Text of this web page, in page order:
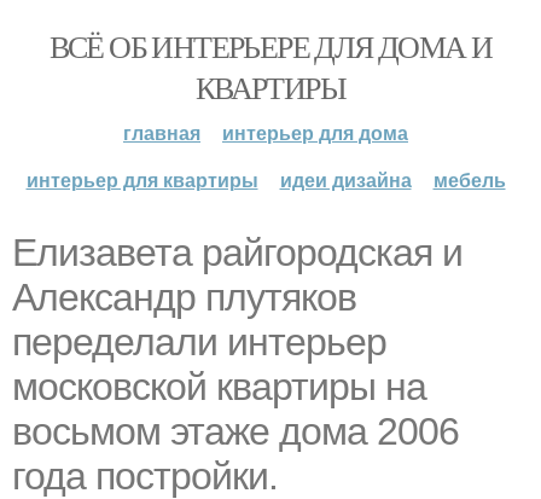
ВСЁ ОБ ИНТЕРЬЕРЕ ДЛЯ ДОМА И
КВАРТИРЫ
главная
интерьер для дома
интерьер для квартиры
идеи дизайна мебель
Елизавета райгородская и
Александр плутяков
переделали интерьер
московской квартиры на
восьмом этаже дома 2006
года постройки.